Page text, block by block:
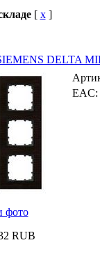
[ x]
DELTA
фото
RUB
EAC: